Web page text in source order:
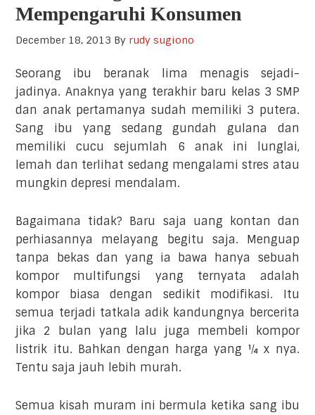
Mempengaruhi Konsumen
December 18, 2013 By rudy sugiono
Seorang ibu beranak lima menagis sejadi-
jadinya. Anaknya yang terakhir baru kelas 3 SMP
dan anak pertamanya sudah memiliki 3 putera.
Sang ibu yang sedang gundah gulana dan
memiliki cucu sejumlah 6 anak ini lunglai,
lemah dan terlihat sedang mengalami stres atau
mungkin depresi mendalam.
Bagaimana tidak? Baru saja uang kontan dan
perhiasannya melayang begitu saja. Menguap
tanpa bekas dan yang ia bawa hanya sebuah
kompor multifungsi yang ternyata adalah
kompor biasa dengan sedikit modifikasi. Itu
semua terjadi tatkala adik kandungnya bercerita
jika 2 bulan yang lalu juga membeli kompor
listrik itu. Bahkan dengan harga yang ¼ x nya.
Tentu saja jauh lebih murah.
Semua kisah muram ini bermula ketika sang ibu